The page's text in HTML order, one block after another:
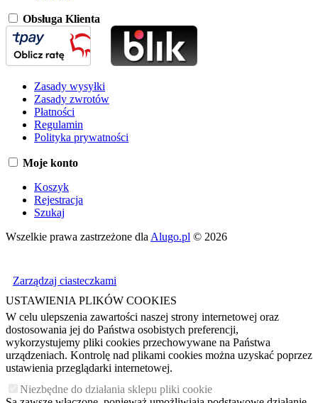
Obsługa Klienta
Zasady wysyłki
Zasady zwrotów
Płatności
Regulamin
Polityka prywatności
Moje konto
Koszyk
Rejestracja
Szukaj
Wszelkie prawa zastrzeżone dla Alugo.pl © 2026
Zarządzaj ciasteczkami
USTAWIENIA PLIKÓW COOKIES
W celu ulepszenia zawartości naszej strony internetowej oraz
dostosowania jej do Państwa osobistych preferencji,
wykorzystujemy pliki cookies przechowywane na Państwa
urządzeniach. Kontrolę nad plikami cookies można uzyskać poprzez
ustawienia przeglądarki internetowej.
Niezbędne do działania sklepu pliki cookie